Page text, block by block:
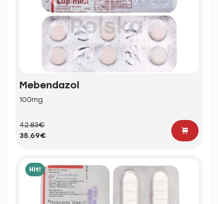
Mebendazol
100mg
42.83€
35.69€
Hit!